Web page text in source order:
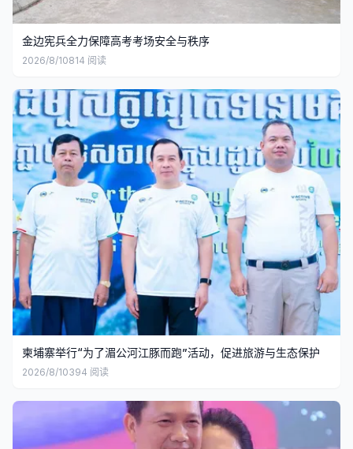
金边宪兵全力保障高考考场安全与秩序
2026/8/10814 阅读
柬埔寨举行“为了湄公河江豚而跑”活动，促进旅游与生态保护
2026/8/10394 阅读